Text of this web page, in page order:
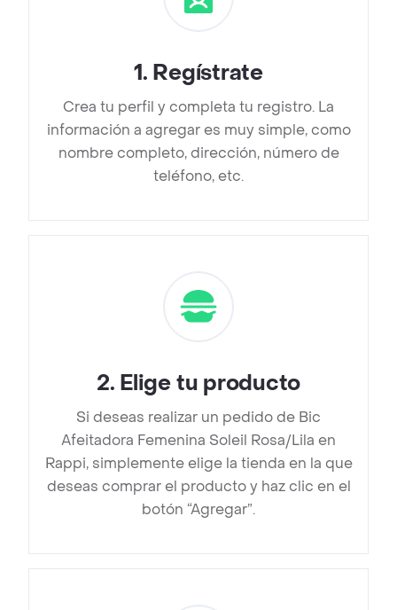
1. Regístrate
Crea tu perfil y completa tu registro. La
información a agregar es muy simple, como
nombre completo, dirección, número de
teléfono, etc.
2. Elige tu producto
Si deseas realizar un pedido de Bic
Afeitadora Femenina Soleil Rosa/Lila en
Rappi, simplemente elige la tienda en la que
deseas comprar el producto y haz clic en el
botón “Agregar”.